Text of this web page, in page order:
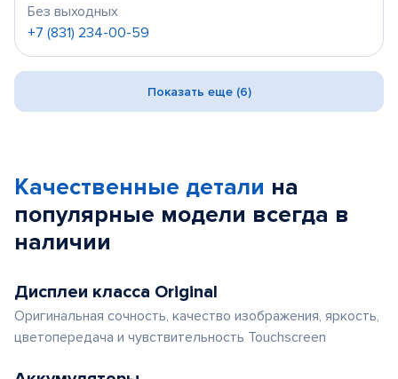
Без выходных
+7 (831) 234-00-59
Показать еще (6)
Качественные детали на
популярные модели всегда в
наличии
Дисплеи класса Original
Оригинальная сочность, качество изображения, яркость,
цветопередача и чувствительность Touchscreen